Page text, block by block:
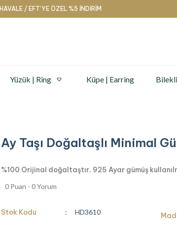
HAVALE / EFT’YE ÖZEL %5 İNDİRİM
Yüzük | Ring Küpe | Earring
Ay Taşı Doğaltaşlı Minimal
%100 Orijinal doğaltaştır. 925 Ayar gümüş
0 Puan - 0 Yorum
Stok Kodu HD3610